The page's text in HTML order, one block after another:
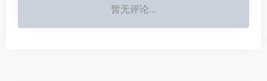
暂无评论...